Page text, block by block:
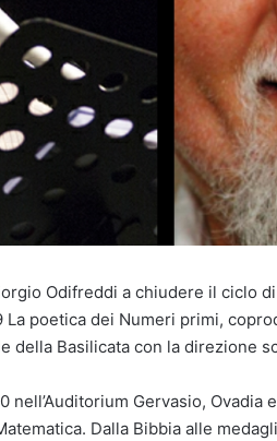
Odifreddi a chiudere il ciclo
poetica dei Numeri primi,
della Basilicata con la direzione
nell’Auditorium Gervasio,
Dalla Bibbia alle